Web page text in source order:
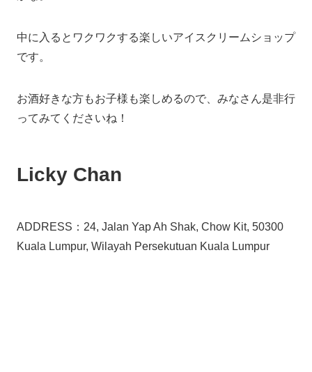
中に入るとワクワクする楽しいアイスクリームショップ
です。
お酒好きな方もお子様も楽しめるので、みなさん是非行
ってみてくださいね！
Licky Chan
ADDRESS：24, Jalan Yap Ah Shak, Chow Kit, 50300
Kuala Lumpur, Wilayah Persekutuan Kuala Lumpur